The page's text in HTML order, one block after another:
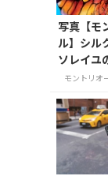
写真【モ
ル】シル
ソレイユ
ントリオ
モントリオ